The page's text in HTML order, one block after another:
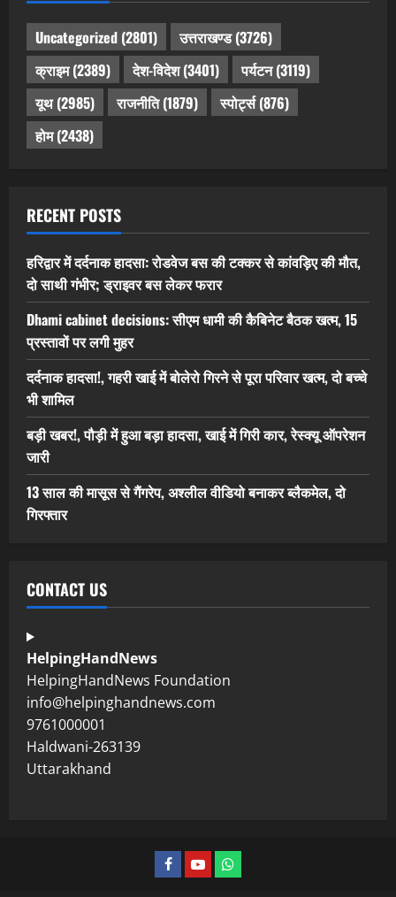
Uncategorized (2801) उत्तराखण्ड(3726)
क्राइम(2389) देश-विदेश(3401) पर्यटन(3119)
यूथ(2985) राजनीति(1879) स्पोर्ट्स(876)
होम(2438)
RECENT POSTS
हरिद्वार में दर्दनाक हादसा: रोडवेज बस की टक्कर से कांवड़िए की मौत,
दो साथी गंभीर; ड्राइवर बस लेकर फरार
Dhami cabinet decisions: सीएम धामी की कैबिनेट बैठक खत्म, 15
प्रस्तावों पर लगी मुहर
दर्दनाक हादसा!, गहरी खाई में बोलेरो गिरने से पूरा परिवार खत्म, दो बच्चे
भी शामिल
बड़ी खबर!, पौड़ी में हुआ बड़ा हादसा, खाई में गिरी कार, रेस्क्यू ऑपरेशन
जारी
13 साल की मासूस से गैंगरेप, अश्लील वीडियो बनाकर ब्लैकमेल, दो
गिरफ्तार
CONTACT US
HelpingHandNews
HelpingHandNews Foundation
info@helpinghandnews.com
9761000001
Haldwani-263139
Uttarakhand